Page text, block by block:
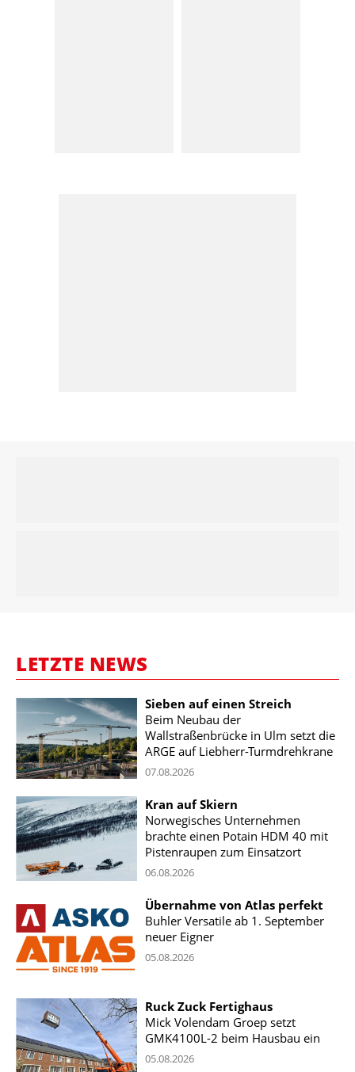
LETZTE NEWS
Sieben auf einen Streich
Beim Neubau der
Wallstraßenbrücke in Ulm setzt die
ARGE auf Liebherr-Turmdrehkrane
07.08.2026
Kran auf Skiern
Norwegisches Unternehmen
brachte einen Potain HDM 40 mit
Pistenraupen zum Einsatzort
06.08.2026
Übernahme von Atlas perfekt
Buhler Versatile ab 1. September
neuer Eigner
05.08.2026
Ruck Zuck Fertighaus
Mick Volendam Groep setzt
GMK4100L-2 beim Hausbau ein
05.08.2026